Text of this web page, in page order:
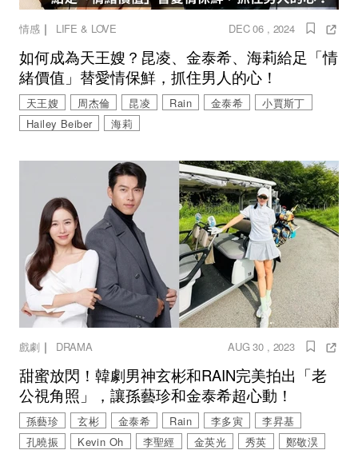
情感｜ LIFE & LOVE DEC 06 , 2024
如何成為天王嫂？昆凌、金泰希、海莉給足「情
緒價值」替愛情保鮮，抓住男人的心！
天王嫂 周杰倫 昆凌 Rain 金泰希
小賈斯丁
Hailey Beiber
海莉
戲劇｜ DRAMA AUG 30 , 2023
甜蜜放閃！韓劇男神玄彬和RAIN完美拍出「老
公視角照」，讓孫藝珍和金泰希超心動！
孫藝珍 玄彬 金泰希 Rain 李多寅
李昇基
孔曉振
Kevin Oh 李聖經 金英光 秀英 鄭敬淏